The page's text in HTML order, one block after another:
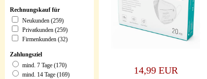
Rechnungskauf für
Neukunden (259)
Privatkunden (259)
Firmenkunden (32)
Zahlungsziel
mind. 7 Tage (170)
mind. 14 Tage (169)
14,99 EUR